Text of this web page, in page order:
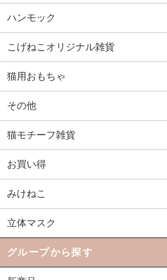
ハンモック
こげねこオリジナル雑貨
猫用おもちゃ
その他
猫モチーフ雑貨
お買い得
みけねこ
立体マスク
グループから探す